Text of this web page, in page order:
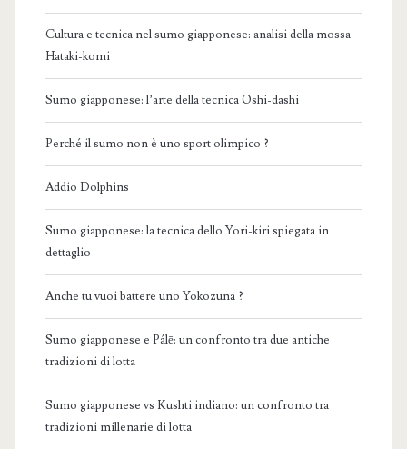
Cultura e tecnica nel sumo giapponese: analisi della mossa
Hataki-komi
Sumo giapponese: l’arte della tecnica Oshi-dashi
Perché il sumo non è uno sport olimpico ?
Addio Dolphins
Sumo giapponese: la tecnica dello Yori-kiri spiegata in
dettaglio
Anche tu vuoi battere uno Yokozuna ?
Sumo giapponese e Pálē: un confronto tra due antiche
tradizioni di lotta
Sumo giapponese vs Kushti indiano: un confronto tra
tradizioni millenarie di lotta